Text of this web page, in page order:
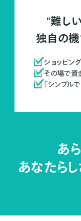
"難し
独自の
ショッピン
その場で資
「シンプル
あ
あなたら